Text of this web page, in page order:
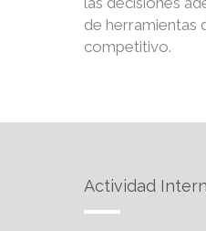
de herramientas
competitivo.
Actividad